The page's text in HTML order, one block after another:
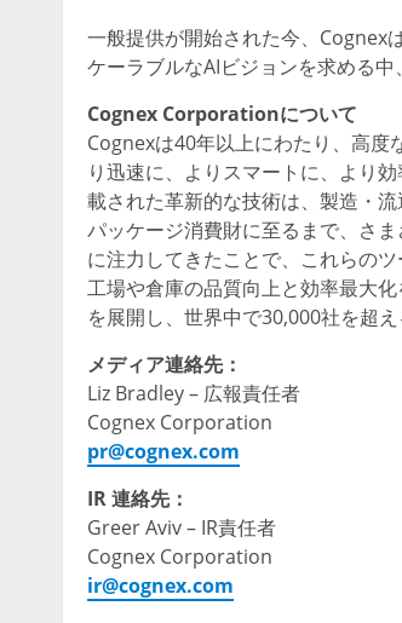
一般提供が開始された今、Cognex
ケーラブルなAIビジョンを求める
Cognex Corporationについて
Cognexは40年以上にわたり、高度
り迅速に、よりスマートに、より
載された革新的な技術は、製造・
パッケージ消費財に至るまで、さ
に注力してきたことで、これらの
工場や倉庫の品質向上と効率最大
を展開し、世界中で30,000社を超
メディア連絡先：
Liz Bradley – 広報責任者
Cognex Corporation
pr@cognex.com
IR 連絡先：
Greer Aviv – IR責任者
Cognex Corporation
ir@cognex.com